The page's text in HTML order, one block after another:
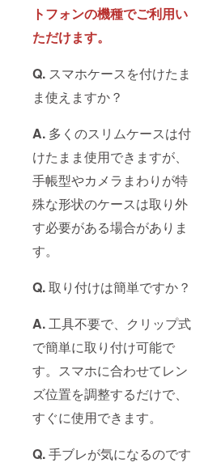
トフォンの機種でご利用い
ただけます。
Q. スマホケースを付けたま
ま使えますか？
A. 多くのスリムケースは付
けたまま使用できますが、
手帳型やカメラまわりが特
殊な形状のケースは取り外
す必要がある場合がありま
す。
Q.取り付けは簡単ですか？
A.工具不要で、クリップ式
で簡単に取り付け可能で
す。スマホに合わせてレン
ズ位置を調整するだけで、
すぐに使用できます。
Q.手ブレが気になるのです